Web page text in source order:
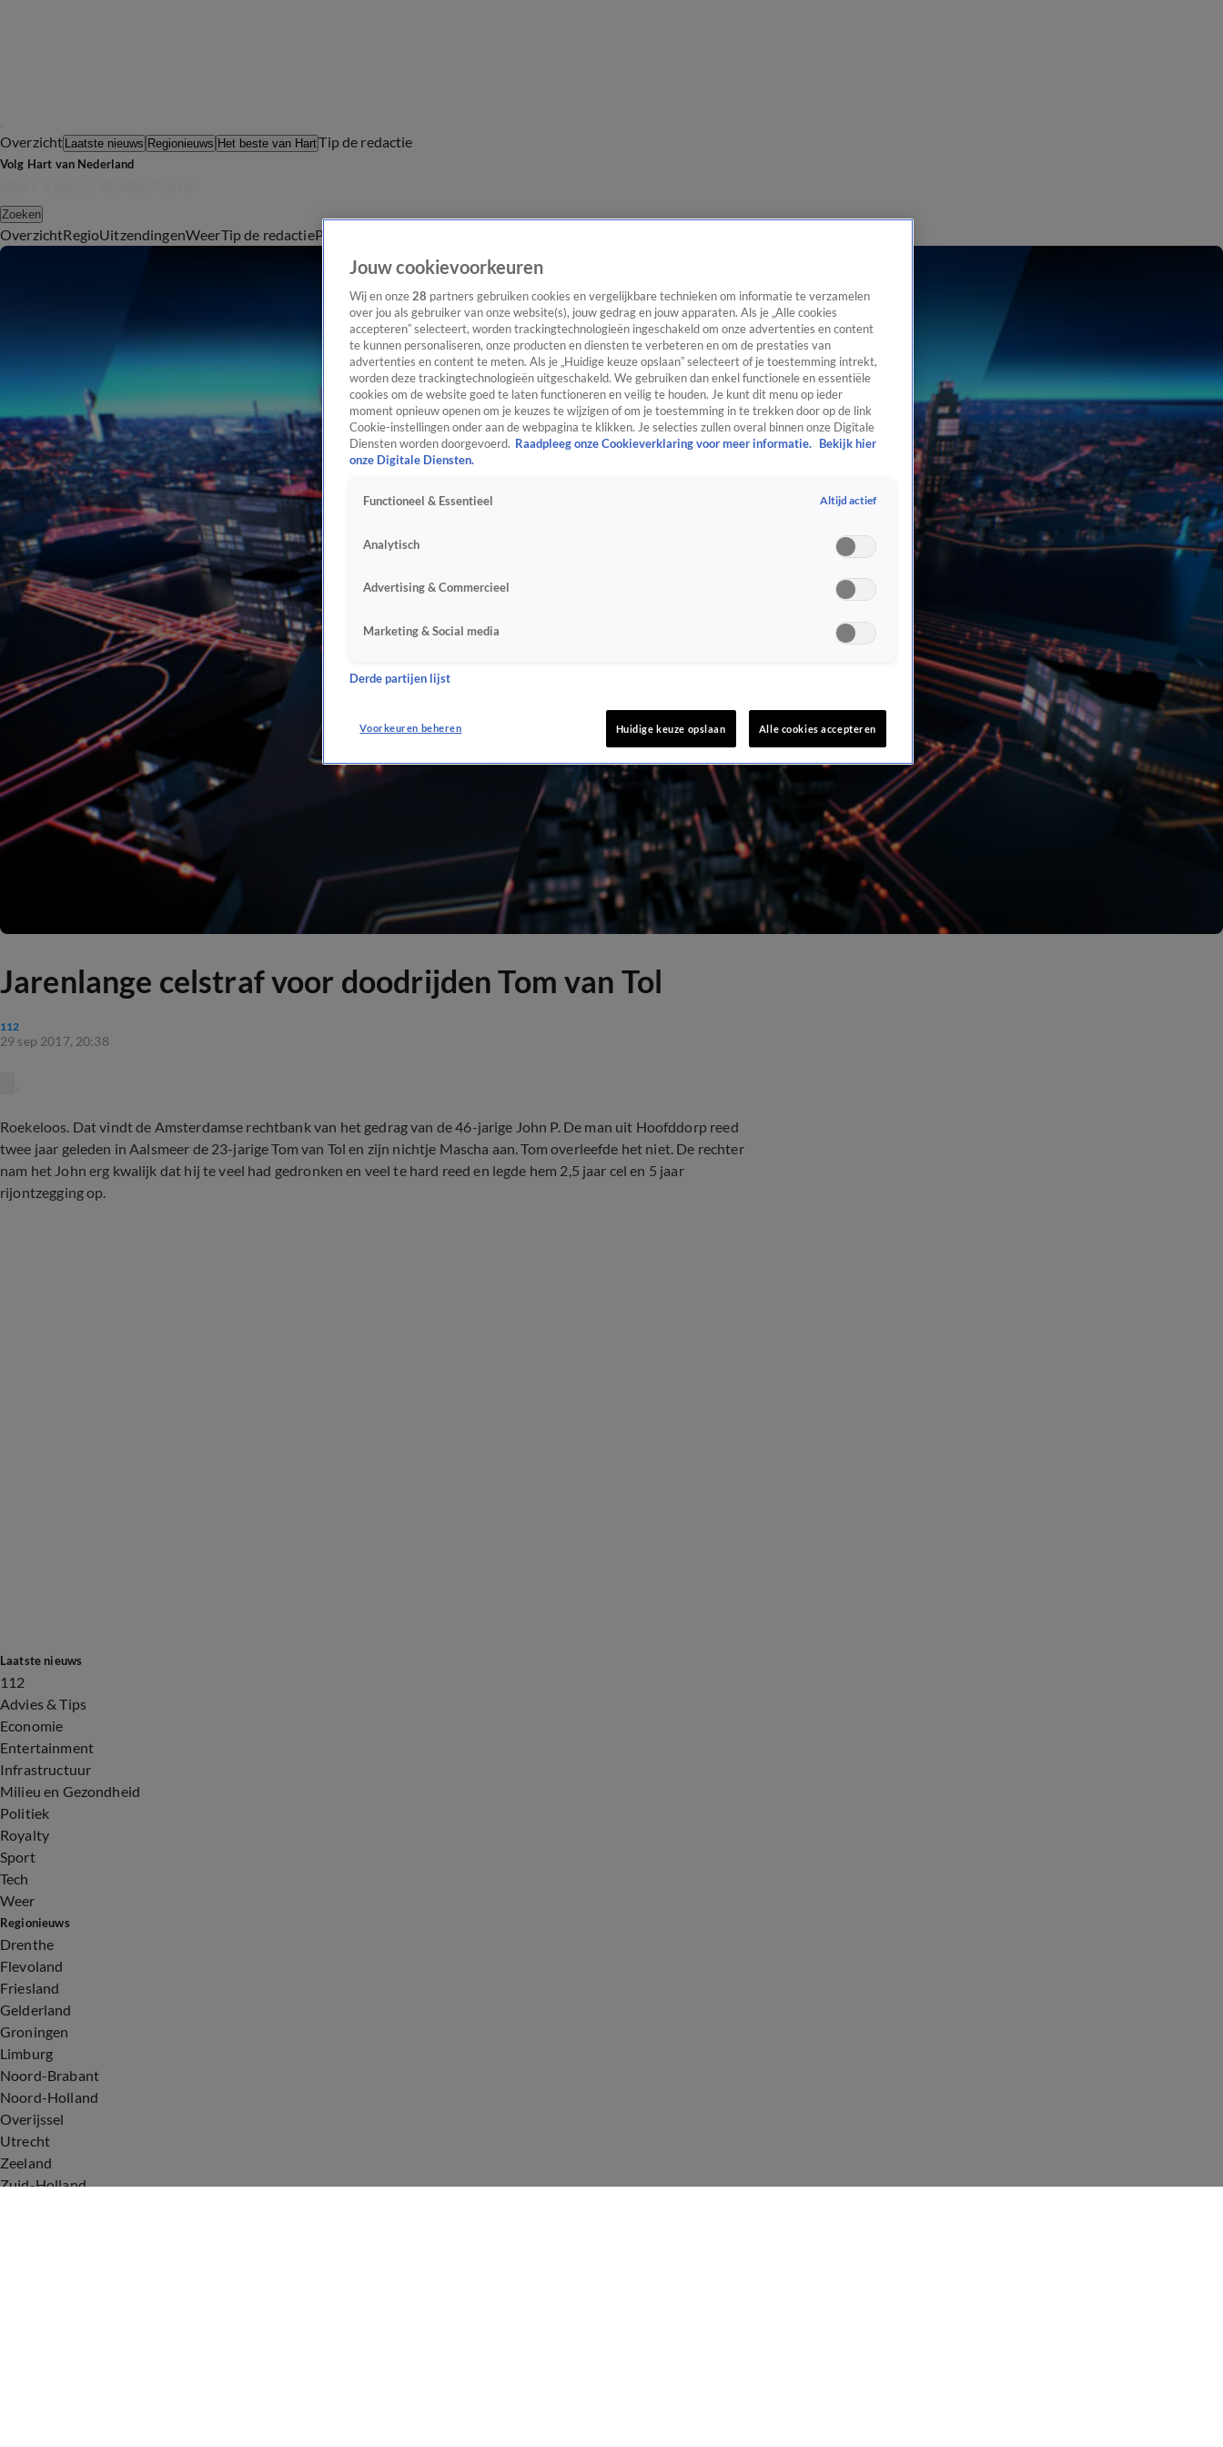
Overzicht Laatste nieuws Regionieuws Het beste van HartTip de redactie
Volg Hart van Nederland
Zoeken
OverzichtRegioUitzendingenWeerTip de redactiePanel
Jarenlange celstraf voor doodrijden Tom van Tol
112
29 sep 2017, 20:38
Roekeloos. Dat vindt de Amsterdamse rechtbank van het gedrag van de 46-jarige John P. De man uit Hoofddorp reed
twee jaar geleden in Aalsmeer de 23-jarige Tom van Tol en zijn nichtje Mascha aan. Tom overleefde het niet. De rechter
nam het John erg kwalijk dat hij te veel had gedronken en veel te hard reed en legde hem 2,5 jaar cel en 5 jaar
rijontzegging op.
Laatste nieuws
112
Advies & Tips
Economie
Entertainment
Infrastructuur
Milieu en Gezondheid
Politiek
Royalty
Sport
Tech
Weer
Regionieuws
Drenthe
Flevoland
Friesland
Gelderland
Groningen
Limburg
Noord-Brabant
Noord-Holland
Overijssel
Utrecht
Zeeland
Zuid-Holland
Jouw cookievoorkeuren
Wij en onze 28 partners gebruiken cookies en vergelijkbare technieken om informatie te verzamelen
over jou als gebruiker van onze website(s), jouw gedrag en jouw apparaten. Als je „Alle cookies
accepteren” selecteert, worden trackingtechnologieën ingeschakeld om onze advertenties en content
te kunnen personaliseren, onze producten en diensten te verbeteren en om de prestaties van
advertenties en content te meten. Als je „Huidige keuze opslaan” selecteert of je toestemming intrekt,
worden deze trackingtechnologieën uitgeschakeld. We gebruiken dan enkel functionele en essentiële
cookies om de website goed te laten functioneren en veilig te houden. Je kunt dit menu op ieder
moment opnieuw openen om je keuzes te wijzigen of om je toestemming in te trekken door op de link
Cookie-instellingen onder aan de webpagina te klikken. Je selecties zullen overal binnen onze Digitale
Diensten worden doorgevoerd. Raadpleeg onze Cookieverklaring voor meer informatie.
Bekijk hier
onze Digitale Diensten.
Functioneel & Essentieel Altijd actief
Analytisch
Advertising & Commercieel
Marketing & Social media
Derde partijen lijst
Voorkeuren beheren Huidige keuze opslaan Alle cookies accepteren